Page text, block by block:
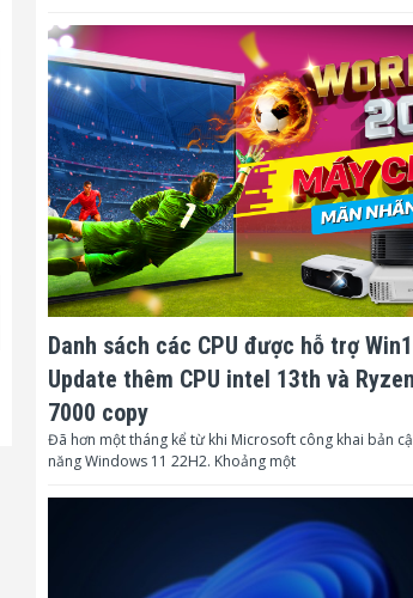
Độ ẩm hoạt động: 20 ~ 80 (%)
Kích thước (Rộng x Cao x
Dày):
345 x 261 x 99
Trọng lượng: 3.3 kg
Phụ kiện theo kèm:
Điều khiển từ xa
nguồn, Cáp VGA,
dẫn sử dụng
Danh sách các CPU được hỗ trợ
Update thêm CPU intel 13th và
7000 copy
Đã hơn một tháng kể từ khi Microsoft công khai bản
năng Windows 11 22H2. Khoảng một